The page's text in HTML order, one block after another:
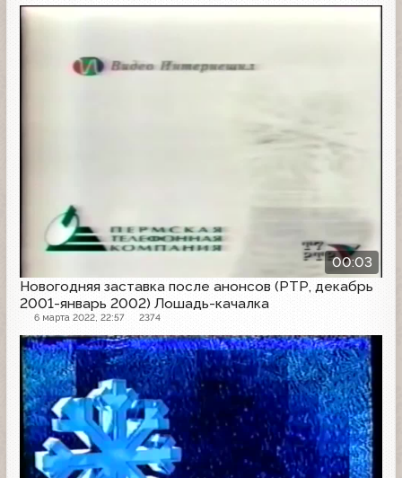
00:03
Новогодняя заставка после анонсов (РТР, декабрь
2001-январь 2002) Лошадь-качалка
6 марта 2022, 22:57 2374
Заставка анонсов
Заставка анонсов